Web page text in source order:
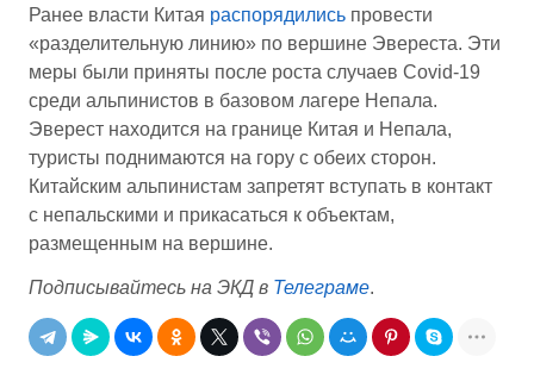
Ранее власти Китая распорядились провести
«разделительную линию» по вершине Эвереста. Эти
меры были приняты после роста случаев Covid-19
среди альпинистов в базовом лагере Непала.
Эверест находится на границе Китая и Непала,
туристы поднимаются на гору с обеих сторон.
Китайским альпинистам запретят вступать в контакт
с непальскими и прикасаться к объектам,
размещенным на вершине.
Подписывайтесь на ЭКД в Телеграме.